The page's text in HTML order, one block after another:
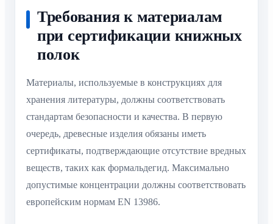
Требования к материалам
при сертификации книжных
полок
Материалы, используемые в конструкциях для
хранения литературы, должны соответствовать
стандартам безопасности и качества. В первую
очередь, древесные изделия обязаны иметь
сертификаты, подтверждающие отсутствие вредных
веществ, таких как формальдегид. Максимально
допустимые концентрации должны соответствовать
европейским нормам EN 13986.